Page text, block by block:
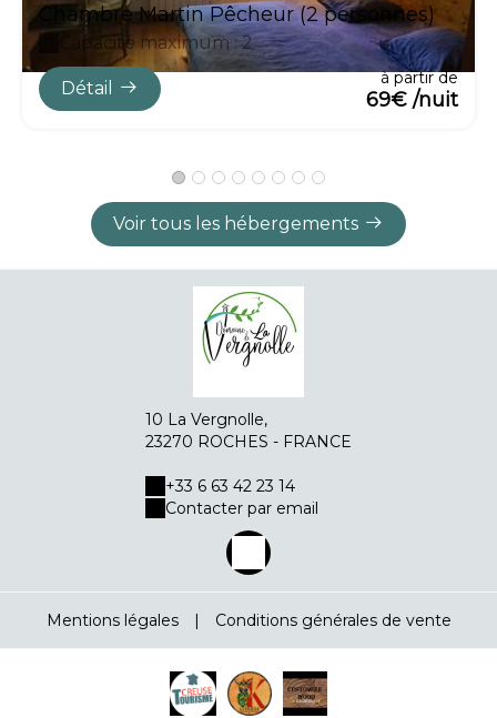
Chambre Martin Pêcheur (2 personnes)
Capacité maximum : 2
Détail
à partir de
69€ /nuit
Voir tous les hébergements
10 La Vergnolle,
23270 ROCHES - FRANCE
+33 6 63 42 23 14
Contacter par email
Mentions légales | Conditions générales de vente